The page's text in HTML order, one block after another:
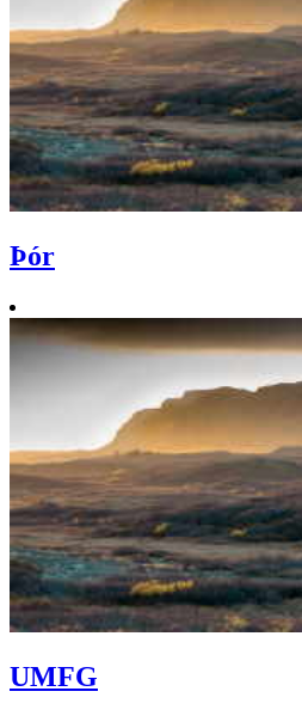
Þór
UMFG